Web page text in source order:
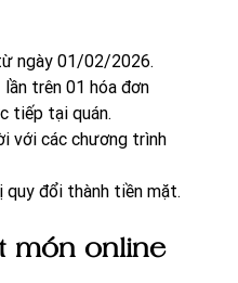
ngày 01/02/2026.
trên 01 hóa đơn
tiếp tại quán.
với các chương trình
quy đổi thành tiền mặt.
món online